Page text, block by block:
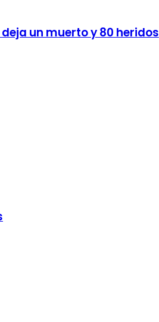
un muerto y 80 heridos